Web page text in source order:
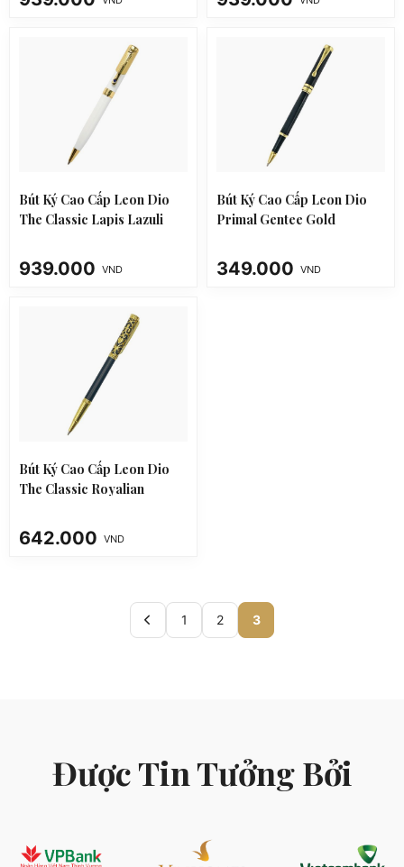
Bút Ký Cao Cấp Leon Dio
The Classic Lapis Lazuli
939.000 VND
Bút Ký Cao Cấp Leon Dio
Primal Gentee Gold
349.000 VND
Bút Ký Cao Cấp Leon Dio
The Classic Royalian
642.000 VND
1 2 3
Được Tin Tưởng Bởi